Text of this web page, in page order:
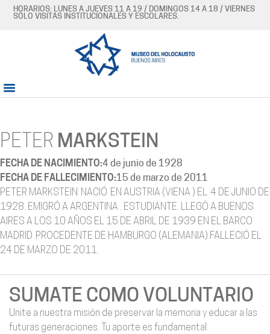
HORARIOS: LUNES A JUEVES 11 A 19 / DOMINGOS 14 A 18 / VIERNES
SÓLO VISITAS INSTITUCIONALES Y ESCOLARES.
PETER MARKSTEIN
FECHA DE NACIMIENTO:4 de junio de 1928
FECHA DE FALLECIMIENTO:15 de marzo de 2011
PETER MARKSTEIN NACIÓ EN AUSTRIA (VIENA ) EL 4 DE JUNIO DE
1928. EMIGRÓ A ARGENTINA . ESTUDIANTE. LLEGÓ A BUENOS
AIRES A LOS 10 AÑOS EL 15 DE ABRIL DE 1939 EN EL BARCO
MADRID PROCEDENTE DE HAMBURGO (ALEMANIA).FALLECIÓ EL
24 DE MARZO DE 2011.
SUMATE COMO VOLUNTARIO
Unite a nuestra misión de preservar la memoria y educar a las
futuras generaciones. Tu aporte es fundamental.